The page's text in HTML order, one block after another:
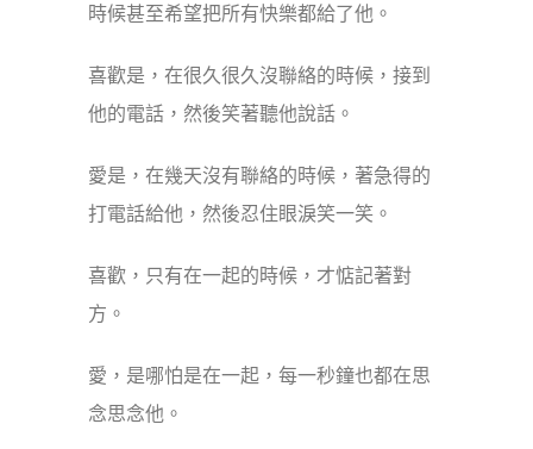
時候甚至希望把所有快樂都給了他。
喜歡是，在很久很久沒聯絡的時候，接到
他的電話，然後笑著聽他說話。
愛是，在幾天沒有聯絡的時候，著急得的
打電話給他，然後忍住眼淚笑一笑。
喜歡，只有在一起的時候，才惦記著對
方。
愛，是哪怕是在一起，每一秒鐘也都在思
念思念他。